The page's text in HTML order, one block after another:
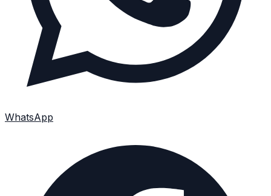
WhatsApp